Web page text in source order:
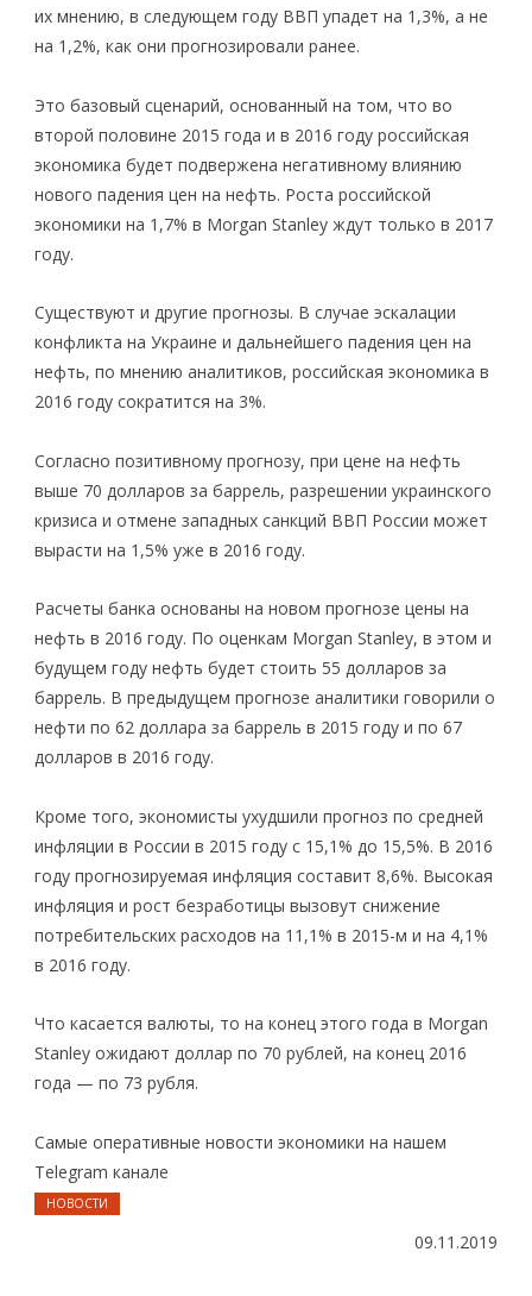
их мнению, в следующем году ВВП упадет на 1,3%, а не
на 1,2%, как они прогнозировали ранее.
Это базовый сценарий, основанный на том, что во
второй половине 2015 года и в 2016 году российская
экономика будет подвержена негативному влиянию
нового падения цен на нефть. Роста российской
экономики на 1,7% в Morgan Stanley ждут только в 2017
году.
Существуют и другие прогнозы. В случае эскалации
конфликта на Украине и дальнейшего падения цен на
нефть, по мнению аналитиков, российская экономика в
2016 году сократится на 3%.
Согласно позитивному прогнозу, при цене на нефть
выше 70 долларов за баррель, разрешении украинского
кризиса и отмене западных санкций ВВП России может
вырасти на 1,5% уже в 2016 году.
Расчеты банка основаны на новом прогнозе цены на
нефть в 2016 году. По оценкам Morgan Stanley, в этом и
будущем году нефть будет стоить 55 долларов за
баррель. В предыдущем прогнозе аналитики говорили о
нефти по 62 доллара за баррель в 2015 году и по 67
долларов в 2016 году.
Кроме того, экономисты ухудшили прогноз по средней
инфляции в России в 2015 году с 15,1% до 15,5%. В 2016
году прогнозируемая инфляция составит 8,6%. Высокая
инфляция и рост безработицы вызовут снижение
потребительских расходов на 11,1% в 2015-м и на 4,1%
в 2016 году.
Что касается валюты, то на конец этого года в Morgan
Stanley ожидают доллар по 70 рублей, на конец 2016
года — по 73 рубля.
Самые оперативные новости экономики на нашем
Telegram канале
НОВОСТИ
09.11.2019